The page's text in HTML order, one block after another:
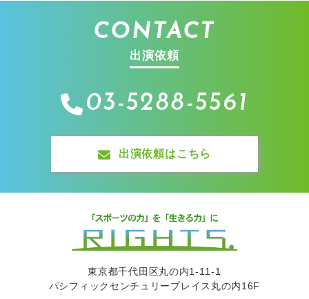
CONTACT
出演依頼
03-5288-5561
出演依頼はこちら
東京都千代田区丸の内1-11-1
パシフィックセンチュリープレイス丸の内16F